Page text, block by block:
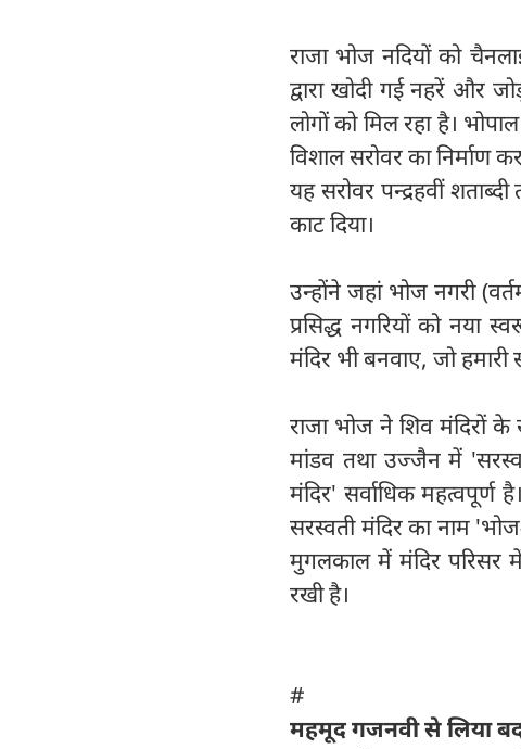
राजा भोज नदियों को
द्वारा खोदी गई नहरें और
लोगों को मिल रहा है।
विशाल सरोवर का निर्माण
यह सरोवर पन्द्रहवीं
काट दिया।
उन्होंने जहां भोज नगरी
प्रसिद्ध नगरियों को नया
मंदिर भी बनवाए, जो
राजा भोज ने शिव मंदिरों के
मांडव तथा उज्जैन में
मंदिर' सर्वाधिक
सरस्वती मंदिर का नाम
मुगलकाल में मंदिर परिसर
रखी है।
#
महमूद गजनवी से लिया